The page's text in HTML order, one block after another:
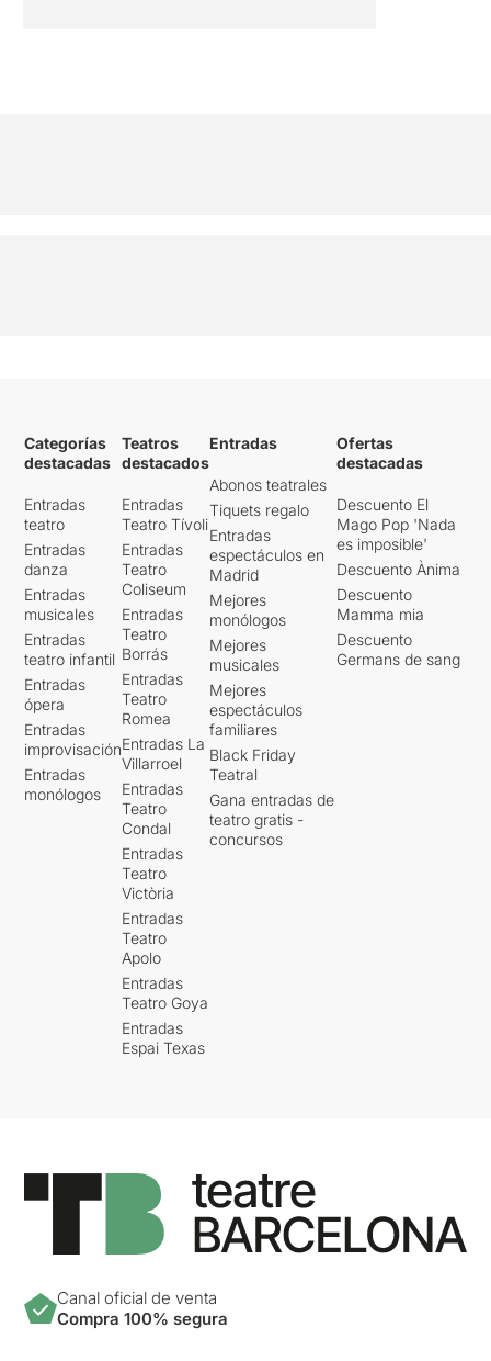
Categorías
destacadas
Entradas
teatro
Entradas
danza
Entradas
musicales
Entradas
teatro infantil
Entradas
ópera
Entradas
improvisación
Entradas
monólogos
Teatros
destacados
Entradas
Teatro Tívoli
Entradas
Teatro
Coliseum
Entradas
Teatro
Borrás
Entradas
Teatro
Romea
Entradas La
Villarroel
Entradas
Teatro
Condal
Entradas
Teatro
Victòria
Entradas
Teatro
Apolo
Entradas
Teatro Goya
Entradas
Espai Texas
Entradas
Abonos teatrales
Tiquets regalo
Entradas
espectáculos en
Madrid
Mejores
monólogos
Mejores
musicales
Mejores
espectáculos
familiares
Black Friday
Teatral
Gana entradas de
teatro gratis -
concursos
Ofertas
destacadas
Descuento El
Mago Pop 'Nada
es imposible'
Descuento Ànima
Descuento
Mamma mia
Descuento
Germans de sang
Canal oficial de venta
Compra 100% segura